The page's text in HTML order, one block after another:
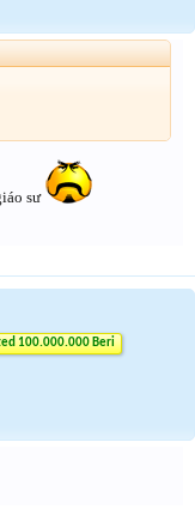
sư
100.000.000 Beri